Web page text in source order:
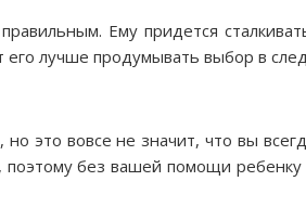
Ему придется
его лучше продумывать выбор в
это вовсе не значит, что вы
без вашей помощи